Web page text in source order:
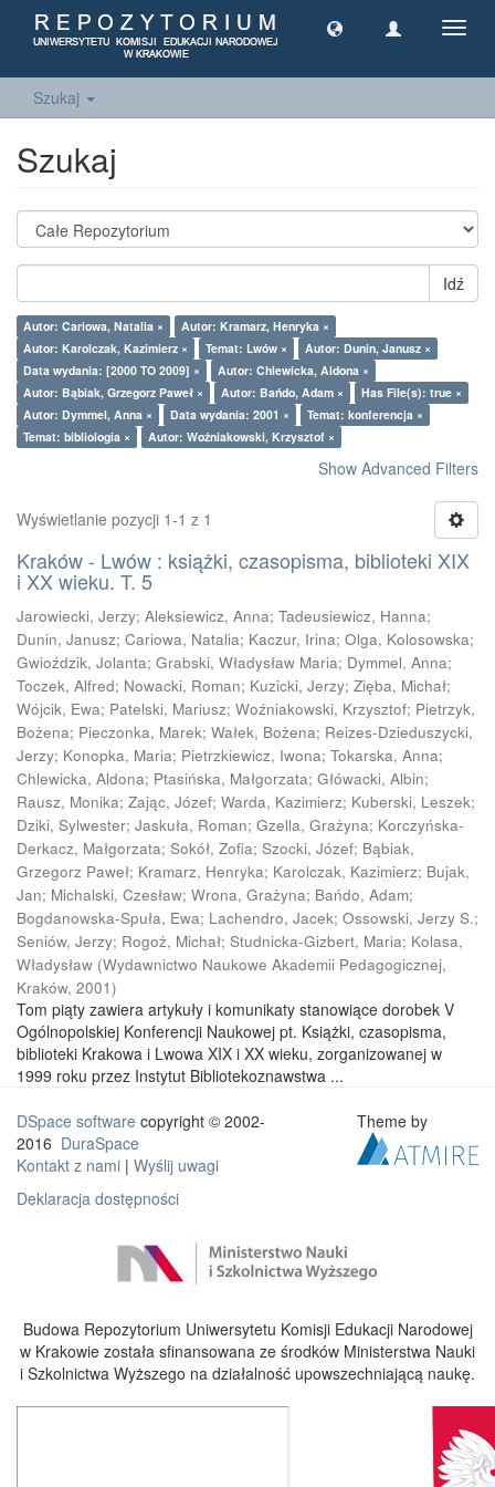
Szukaj
Szukaj
Idź
Autor: Cariowa, Natalia ×
Autor: Kramarz, Henryka ×
Autor: Karolczak, Kazimierz ×
Temat: Lwów ×
Autor: Dunin, Janusz ×
Data wydania: [2000 TO 2009] ×
Autor: Chlewicka, Aldona ×
Autor: Bąbiak, Grzegorz Paweł ×
Autor: Bańdo, Adam ×
Has File(s): true ×
Autor: Dymmel, Anna ×
Data wydania: 2001 ×
Temat: konferencja ×
Temat: bibliologia ×
Autor: Woźniakowski, Krzysztof ×
Show Advanced Filters
Wyświetlanie pozycji 1-1 z 1
Kraków - Lwów : książki, czasopisma, biblioteki XIX
i XX wieku. T. 5
Jarowiecki, Jerzy; Aleksiewicz, Anna; Tadeusiewicz, Hanna;
Dunin, Janusz; Cariowa, Natalia; Kaczur, Irina; Olga, Kolosowska;
Gwioździk, Jolanta; Grabski, Władysław Maria; Dymmel, Anna;
Toczek, Alfred; Nowacki, Roman; Kuzicki, Jerzy; Zięba, Michał;
Wójcik, Ewa; Patelski, Mariusz; Woźniakowski, Krzysztof; Pietrzyk,
Bożena; Pieczonka, Marek; Wałek, Bożena; Reizes-Dzieduszycki,
Jerzy; Konopka, Maria; Pietrzkiewicz, Iwona; Tokarska, Anna;
Chlewicka, Aldona; Ptasińska, Małgorzata; Główacki, Albin;
Rausz, Monika; Zając, Józef; Warda, Kazimierz; Kuberski, Leszek;
Dziki, Sylwester; Jaskuła, Roman; Gzella, Grażyna; Korczyńska-
Derkacz, Małgorzata; Sokół, Zofia; Szocki, Józef; Bąbiak,
Grzegorz Paweł; Kramarz, Henryka; Karolczak, Kazimierz; Bujak,
Jan; Michalski, Czesław; Wrona, Grażyna; Bańdo, Adam;
Bogdanowska-Spuła, Ewa; Lachendro, Jacek; Ossowski, Jerzy S.;
Seniów, Jerzy; Rogoż, Michał; Studnicka-Gizbert, Maria; Kolasa,
Władysław (Wydawnictwo Naukowe Akademii Pedagogicznej,
Kraków, 2001)
Tom piąty zawiera artykuły i komunikaty stanowiące dorobek V
Ogólnopolskiej Konferencji Naukowej pt. Książki, czasopisma,
biblioteki Krakowa i Lwowa XIX i XX wieku, zorganizowanej w
1999 roku przez Instytut Bibliotekoznawstwa ...
DSpace software copyright © 2002-
2016 DuraSpace
Kontakt z nami | Wyślij uwagi
Deklaracja dostępności
Theme by
Budowa Repozytorium Uniwersytetu Komisji Edukacji Narodowej
w Krakowie została sfinansowana ze środków Ministerstwa Nauki
i Szkolnictwa Wyższego na działalność upowszechniającą naukę.